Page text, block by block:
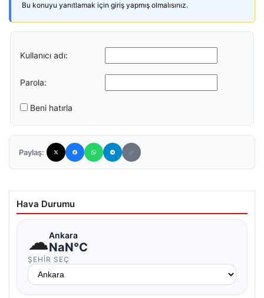
Bu konuyu yanıtlamak için giriş yapmış olmalısınız.
Kullanıcı adı:
Parola:
Beni hatırla
Paylaş:
Hava Durumu
☁Ankara
NaN°C
ŞEHIR SEÇ